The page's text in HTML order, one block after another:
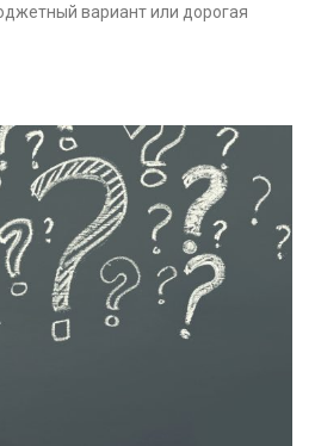
вариант или дорогая